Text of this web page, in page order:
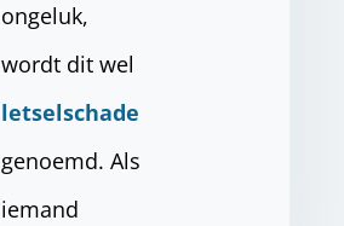
ongeluk,
wordt dit wel
letselschade
genoemd. Als
iemand